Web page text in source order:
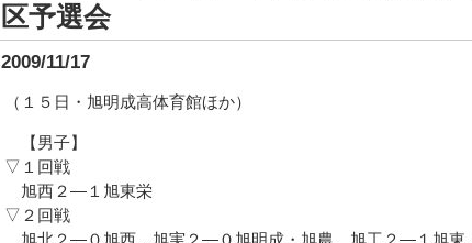
区予選会
2009/11/17
（１５日・旭明成高体育館ほか）
【男子】
▽１回戦
旭西２―１旭東栄
▽２回戦